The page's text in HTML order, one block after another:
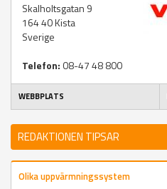
Skalholtsgatan 9
164 40Kista
Sverige
Telefon: 08-47 48 800
WEBBPLATS
REDAKTIONEN TIPSAR
Olika uppvärmningssystem